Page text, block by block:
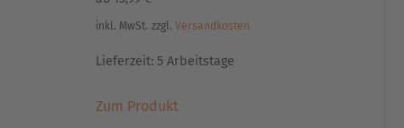
inkl. MwSt. zzgl. Versandkosten
Lieferzeit: 5 Arbeitstage
Zum ProduktProdukt